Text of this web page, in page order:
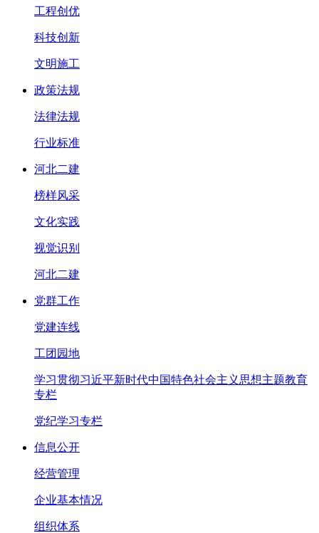
工程创优
科技创新
文明施工
政策法规
法律法规
行业标准
河北二建
榜样风采
文化实践
视觉识别
河北二建
党群工作
党建连线
工团园地
学习贯彻习近平新时代中国特色社会主义思想主题教育
专栏
党纪学习专栏
信息公开
经营管理
企业基本情况
组织体系